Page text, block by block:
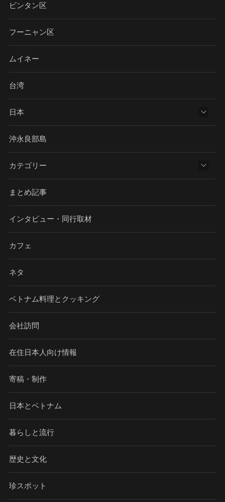
ビンタン区
フーニャン区
ムイネー
台湾
日本
沖永良部島
カテゴリー
まとめ記事
インタビュー・同行取材
カフェ
ネタ
ベトナム料理とクッキング
会社訪問
在住日本人向け情報
寄稿・制作
日本とベトナム
暮らしと流行
歴史と文化
珍スポット